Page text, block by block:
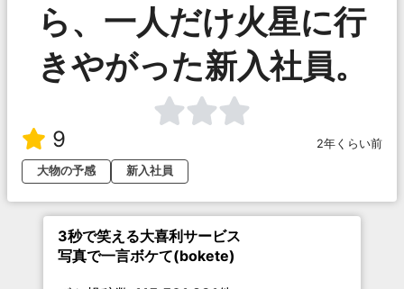
ら、一人だけ火星に行
きやがった新入社員。
9
2年くらい前
大物の予感
新入社員
3秒で笑える大喜利サービス
写真で一言ボケて(bokete)